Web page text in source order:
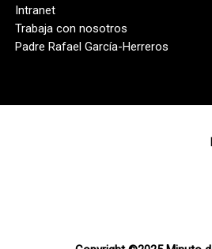
Intranet
Trabaja con nosotros
Padre Rafael García-Herreros